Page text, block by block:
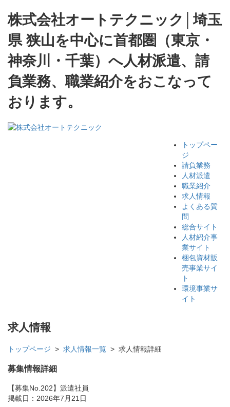
株式会社オートテクニック│埼玉
県 狭山を中心に首都圏（東京・
神奈川・千葉）へ人材派遣、請
負業務、職業紹介をおこなって
おります。
トップペー
ジ
請負業務
人材派遣
職業紹介
求人情報
よくある質
問
総合サイト
人材紹介事
業サイト
梱包資材販
売事業サイ
ト
環境事業サ
イト
求人情報
トップページ > 求人情報一覧 > 求人情報詳細
募集情報詳細
【募集No.202】 派遣社員
掲載日：2026年7月21日